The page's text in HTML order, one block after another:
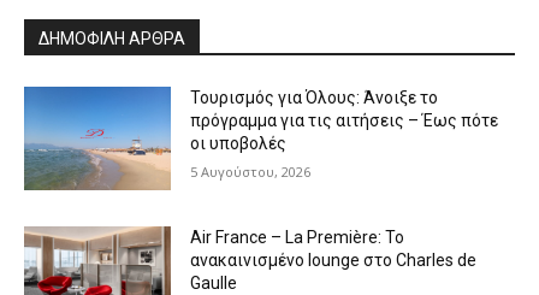
ΔΗΜΟΦΙΛΗ ΑΡΘΡΑ
Τουρισμός για Όλους: Άνοιξε το
πρόγραμμα για τις αιτήσεις – Έως πότε
οι υποβολές
5 Αυγούστου, 2026
Air France – La Première: Το
ανακαινισμένο lounge στο Charles de
Gaulle